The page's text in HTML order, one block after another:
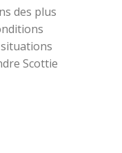
des plus
Scottie